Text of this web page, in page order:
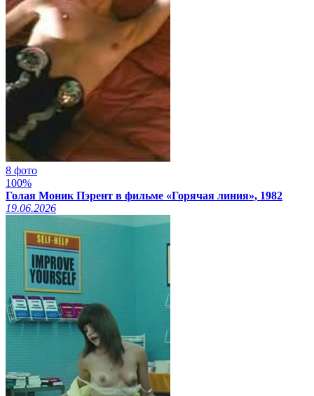
8 фото
100%
Голая Моник Пэрент в фильме «Горячая линия», 1982
19.06.2026